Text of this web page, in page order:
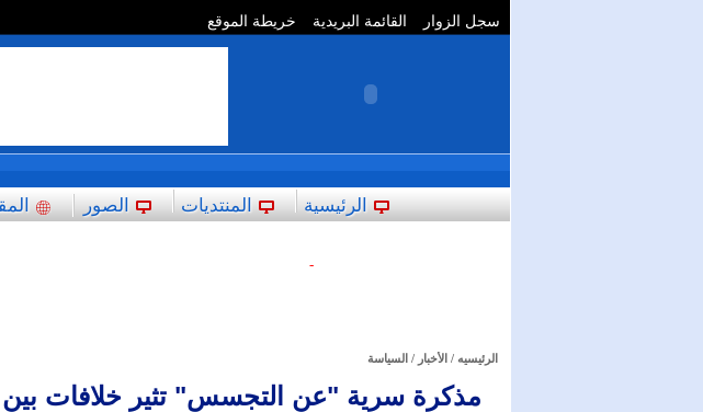
سجل الزوار القائمة البريدية خريطة الموقع
الرئيسية المنتديات الصور
-
الرئيسيه / الأخبار / السياسة
مذكرة سرية "عن التجسس" تثير خلافات بين